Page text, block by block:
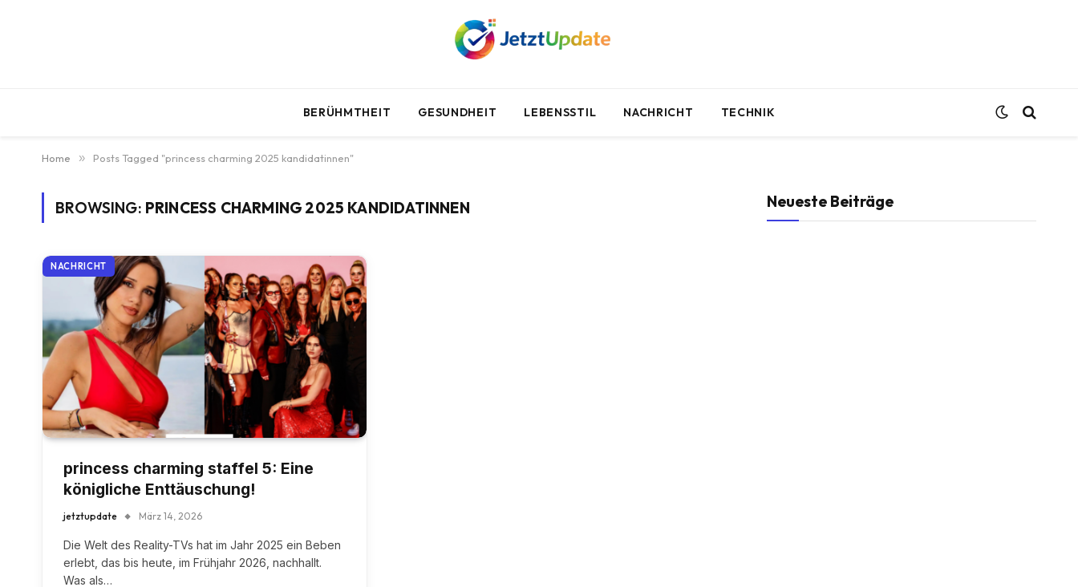
BERÜHMTHEIT GESUNDHEIT LEBENSSTIL NACHRICHT TECHNIK
Home » Posts Tagged "princess charming 2025 kandidatinnen"
BROWSING: PRINCESS CHARMING 2025 KANDIDATINNEN
NACHRICHT
princess charming staffel 5: Eine
königliche Enttäuschung!
jetztupdate März 14, 2026
Die Welt des Reality-TVs hat im Jahr 2025 ein Beben
erlebt, das bis heute, im Frühjahr 2026, nachhallt.
Was als…
Neueste Beiträge